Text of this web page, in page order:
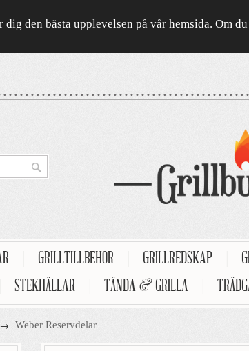
den bästa upplevelsen på vår hemsida. Om
GRILLTILLBEHÖR GRILLREDSKAP
STEKHÄLLAR TÄNDA & GRILLA
→ Weber Reservdelar